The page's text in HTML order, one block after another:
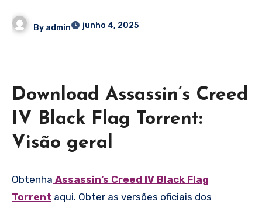
By admin junho 4, 2025
Download Assassin’s Creed
IV Black Flag Torrent:
Visão geral
Obtenha Assassin’s Creed IV Black Flag
Torrent aqui. Obter as versões oficiais dos